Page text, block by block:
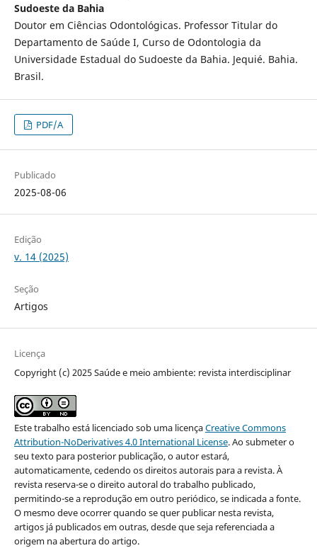
Sudoeste da Bahia
Doutor em Ciências Odontológicas. Professor Titular do
Departamento de Saúde I, Curso de Odontologia da
Universidade Estadual do Sudoeste da Bahia. Jequié. Bahia.
Brasil.
PDF/A
Publicado
2025-08-06
Edição
v. 14 (2025)
Seção
Artigos
Licença
Copyright (c) 2025 Saúde e meio ambiente: revista interdisciplinar
Este trabalho está licenciado sob uma licençaCreative Commons
Attribution-NoDerivatives 4.0 International License. Ao submeter o
seu texto para posterior publicação, o autor estará,
automaticamente, cedendo os direitos autorais para a revista. À
revista reserva-se o direito autoral do trabalho publicado,
permitindo-se a reprodução em outro periódico, se indicada a fonte.
O mesmo deve ocorrer quando se quer publicar nesta revista,
artigos já publicados em outras, desde que seja referenciada a
origem na abertura do artigo.